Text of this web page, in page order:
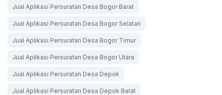
Jual Aplikasi Persuratan Desa Bogor Barat
Jual Aplikasi Persuratan Desa Bogor Selatan
Jual Aplikasi Persuratan Desa Bogor Timur
Jual Aplikasi Persuratan Desa Bogor Utara
Jual Aplikasi Persuratan Desa Depok
Jual Aplikasi Persuratan Desa Depok Barat